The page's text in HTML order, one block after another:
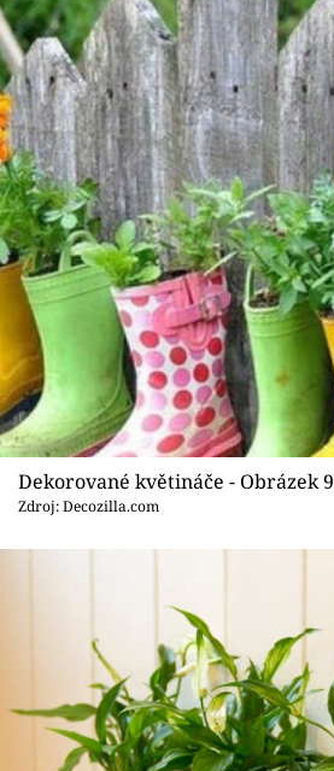
Dekorované květináče - Obrázek 9
Zdroj: Decozilla.com